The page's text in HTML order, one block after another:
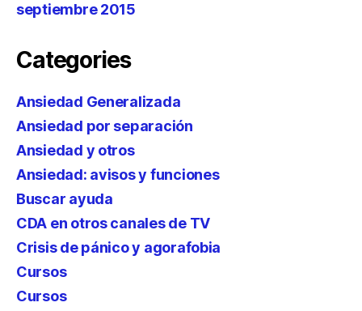
septiembre 2015
Categories
Ansiedad Generalizada
Ansiedad por separación
Ansiedad y otros
Ansiedad: avisos y funciones
Buscar ayuda
CDA en otros canales de TV
Crisis de pánico y agorafobia
Cursos
Cursos